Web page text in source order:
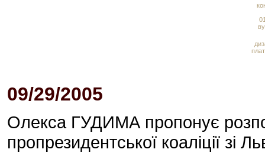
09/29/2005
Олекса ГУДИМА пропонує
пропрезидентської коаліції зі